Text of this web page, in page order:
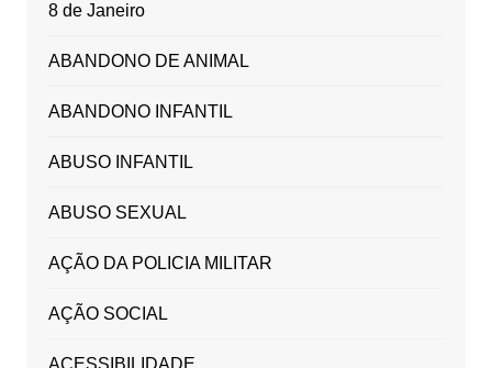
8 de Janeiro
ABANDONO DE ANIMAL
ABANDONO INFANTIL
ABUSO INFANTIL
ABUSO SEXUAL
AÇÃO DA POLICIA MILITAR
AÇÃO SOCIAL
ACESSIBILIDADE